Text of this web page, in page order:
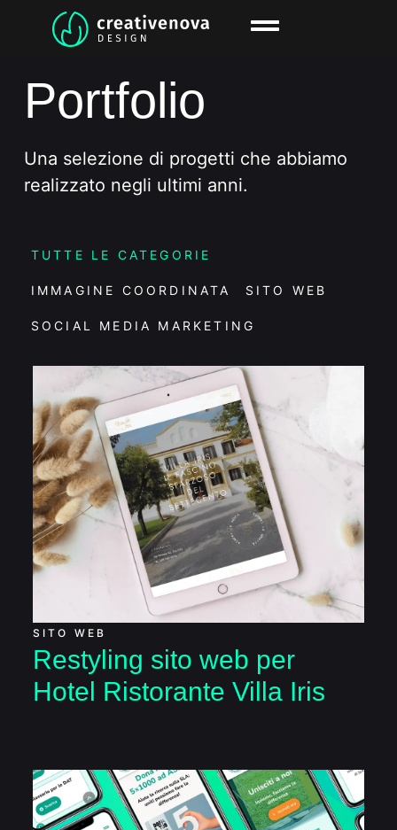
Portfolio
Una selezione di progetti che abbiamo
realizzato negli ultimi anni.
IMMAGINE COORDINATA SITO WEB
SOCIAL MEDIA MARKETING
TUTTE LE CATEGORIE
Restyling sito web per
Hotel Ristorante Villa
Iris
SITO WEB
Restyling sito web per
Hotel Ristorante Villa Iris